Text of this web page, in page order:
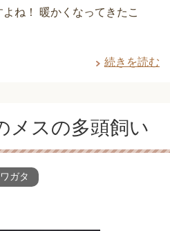
ね！ 暖かくなってきたこ
続きを読む
メスの多頭飼い
ガタ